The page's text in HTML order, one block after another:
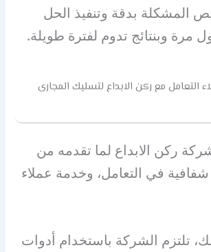
المشكلة بدقة وتنفيذ الحل
مرة وبنتائج تدوم لفترة طويلة.
التعامل مع ركن الابداع لتسليك المجارى
ركن الابداع لما تقدمه من
في التعامل، وخدمة عملاء
تلتزم الشركة باستخدام أدوات